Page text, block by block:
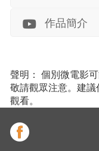
作品簡介
聲明： 個別微電影
敬請觀眾注意。建
觀看。